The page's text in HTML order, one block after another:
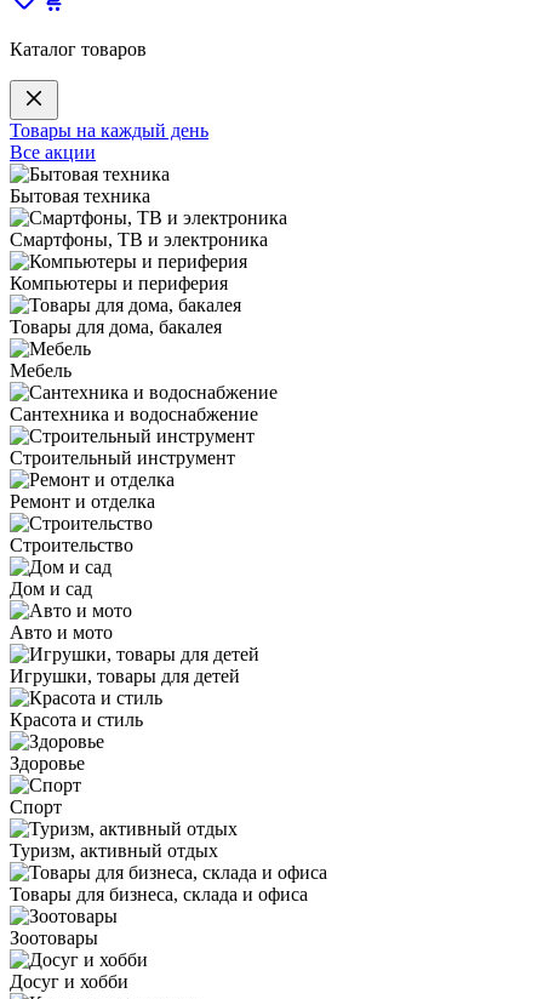
Каталог товаров
Товары на каждый день
Все акции
Бытовая техника
Смартфоны, ТВ и электроника
Компьютеры и периферия
Товары для дома, бакалея
Мебель
Сантехника и водоснабжение
Строительный инструмент
Ремонт и отделка
Строительство
Дом и сад
Авто и мото
Игрушки, товары для детей
Красота и стиль
Здоровье
Спорт
Туризм, активный отдых
Товары для бизнеса, склада и офиса
Зоотовары
Досуг и хобби